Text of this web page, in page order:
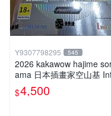
Y9307798295 545
2026 kakawow hajime soray
ama 日本插畫家空山基
national國際版官方收藏簽
盒卡
$4,500